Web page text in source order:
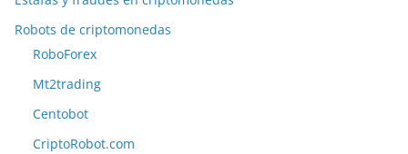
Robots de criptomonedas
RoboForex
Mt2trading
Centobot
CriptoRobot.com